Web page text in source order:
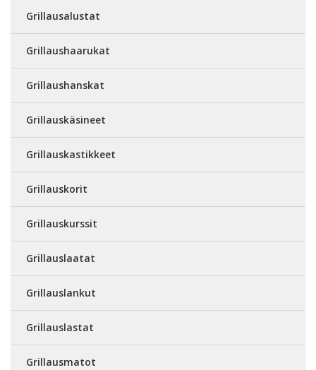
Grillausalustat
Grillaushaarukat
Grillaushanskat
Grillauskäsineet
Grillauskastikkeet
Grillauskorit
Grillauskurssit
Grillauslaatat
Grillauslankut
Grillauslastat
Grillausmatot